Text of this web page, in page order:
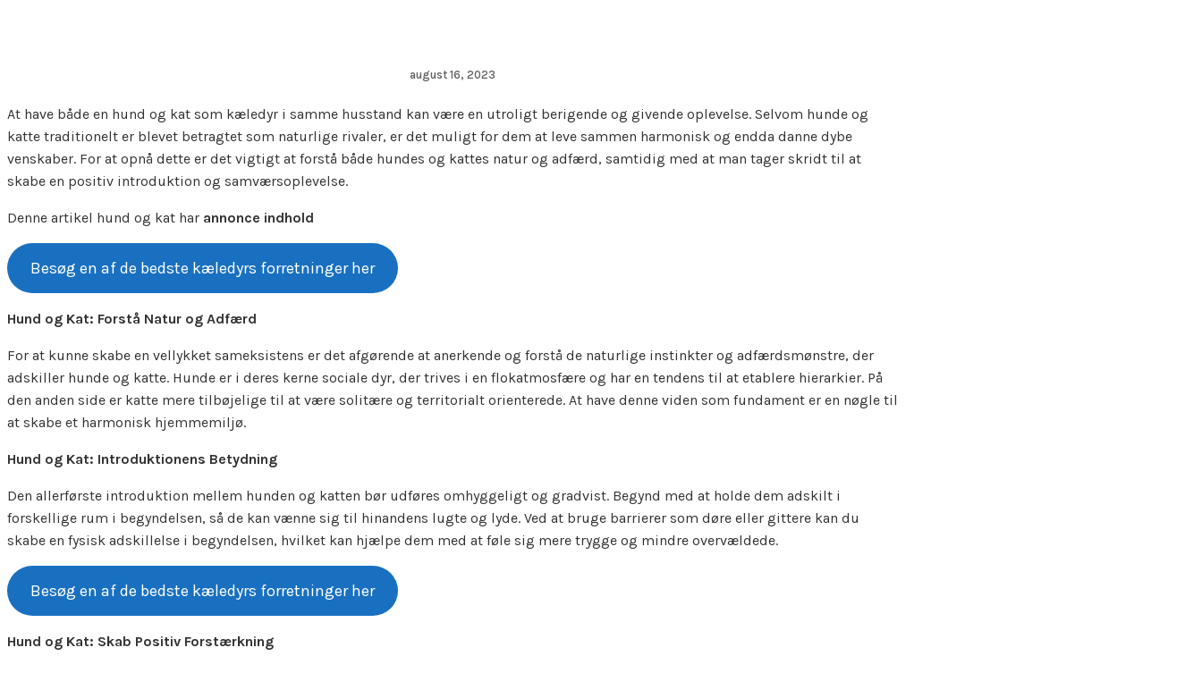
august 16, 2023
At have både en hund og kat som kæledyr i samme husstand kan være en utroligt berigende og givende oplevelse. Selvom hunde og
katte traditionelt er blevet betragtet som naturlige rivaler, er det muligt for dem at leve sammen harmonisk og endda danne dybe
venskaber. For at opnå dette er det vigtigt at forstå både hundes og kattes natur og adfærd, samtidig med at man tager skridt til at
skabe en positiv introduktion og samværsoplevelse.
Denne artikel hund og kat har annonce indhold
Besøg en af de bedste kæledyrs forretninger her
Hund og Kat: Forstå Natur og Adfærd
For at kunne skabe en vellykket sameksistens er det afgørende at anerkende og forstå de naturlige instinkter og adfærdsmønstre, der
adskiller hunde og katte. Hunde er i deres kerne sociale dyr, der trives i en flokatmosfære og har en tendens til at etablere hierarkier. På
den anden side er katte mere tilbøjelige til at være solitære og territorialt orienterede. At have denne viden som fundament er en nøgle til
at skabe et harmonisk hjemmemiljø.
Hund og Kat: Introduktionens Betydning
Den allerførste introduktion mellem hunden og katten bør udføres omhyggeligt og gradvist. Begynd med at holde dem adskilt i
forskellige rum i begyndelsen, så de kan vænne sig til hinandens lugte og lyde. Ved at bruge barrierer som døre eller gittere kan du
skabe en fysisk adskillelse i begyndelsen, hvilket kan hjælpe dem med at føle sig mere trygge og mindre overvældede.
Besøg en af de bedste kæledyrs forretninger her
Hund og Kat: Skab Positiv Forstærkning